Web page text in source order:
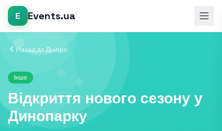
E Events.ua
Назад до Дніпро
Інше
Відкриття нового сезону у
Динопарку